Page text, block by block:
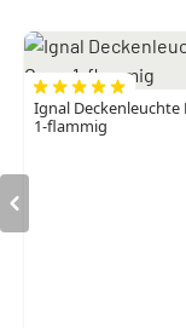
Ignal Deckenleuchte
1-flammig